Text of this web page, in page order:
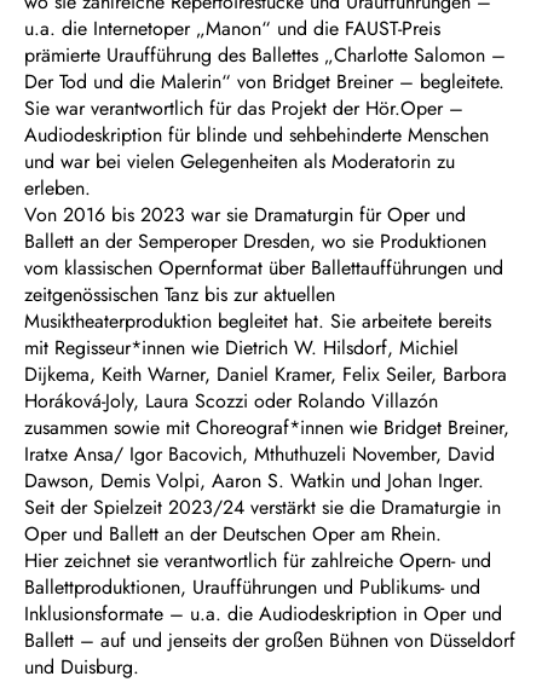
u.a. die Internetoper „Manon“ und die FAUST-Preis
prämierte Uraufführung des Ballettes „Charlotte Salomon –
Der Tod und die Malerin“ von Bridget Breiner – begleitete.
Sie war verantwortlich für das Projekt der Hör.Oper –
Audiodeskription für blinde und sehbehinderte Menschen
und war bei vielen Gelegenheiten als Moderatorin zu
erleben.
Von 2016 bis 2023 war sie Dramaturgin für Oper und
Ballett an der Semperoper Dresden, wo sie Produktionen
vom klassischen Opernformat über Ballettaufführungen und
zeitgenössischen Tanz bis zur aktuellen
Musiktheaterproduktion begleitet hat. Sie arbeitete bereits
mit Regisseur*innen wie Dietrich W. Hilsdorf, Michiel
Dijkema, Keith Warner, Daniel Kramer, Felix Seiler, Barbora
Horáková-Joly, Laura Scozzi oder Rolando Villazón
zusammen sowie mit Choreograf*innen wie Bridget Breiner,
Iratxe Ansa/ Igor Bacovich, Mthuthuzeli November, David
Dawson, Demis Volpi, Aaron S. Watkin und Johan Inger.
Seit der Spielzeit 2023/24 verstärkt sie die Dramaturgie in
Oper und Ballett an der Deutschen Oper am Rhein.
Hier zeichnet sie verantwortlich für zahlreiche Opern- und
Ballettproduktionen, Uraufführungen und Publikums- und
Inklusionsformate – u.a. die Audiodeskription in Oper und
Ballett – auf und jenseits der großen Bühnen von Düsseldorf
und Duisburg.